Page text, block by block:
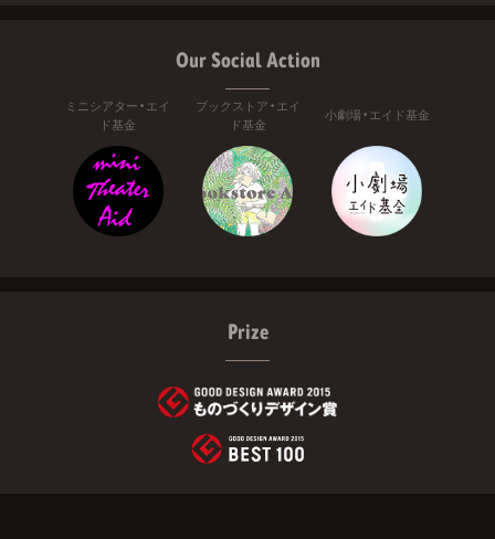
Our Social Action
ミニシアター・エイ
ド基金
ブックストア・エイ
ド基金
小劇場・エイド基金
Prize